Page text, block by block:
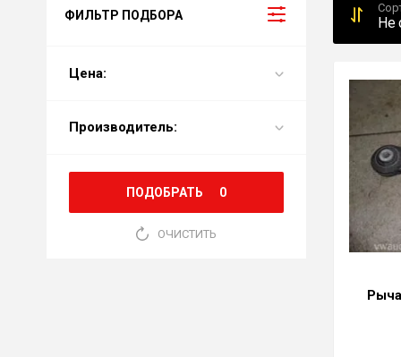
ФИЛЬТР ПОДБОРА
Цена:
Производитель:
ПОДОБРАТЬ 0
ОЧИСТИТЬ
Не